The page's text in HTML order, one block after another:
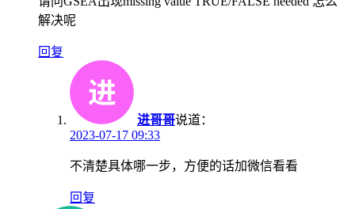
解决呢
回复
进哥哥说道：
2023-07-17 09:33
不清楚具体哪一步，方便的话加微信看看
回复